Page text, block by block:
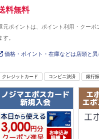
料無料
元ポイントは、ポイント利用・クー
す。
価格・ポイント・在庫などは店頭と
クレジットカード コンビニ決済 銀行